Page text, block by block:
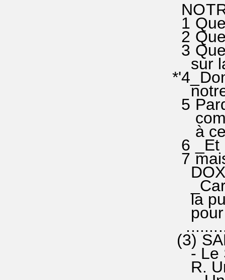
1
2
3
sur
notre
5
à
6 _Et
7
_Car
la
pour
(3)
- Le
R.